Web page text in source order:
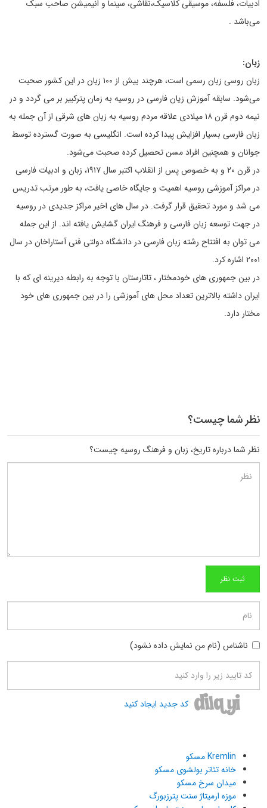
ادبیات، فلسفه، موسیقی کلاسیک،نقاشی، سینما و انیمیشن صاحب سبک
می‌باشد .
زبان:
زبان روسی زبان رسمی است، هرچند بیش از ۱۰۰ زبان در این کشور صحبت
می‌شود. سابقه آموزش زیان فارسی در روسیه به زمان پترکبیر بر می گردد و در
نیمه دوم قرن ۱۸ میلادی علاقه مردم روسیه به زبان های شرقی از آن جمله به
زبان فارسی بسیار افزایش پیدا کرده است. انگلیسی به صورت گسترده توسط
جوانان و همچنین افراد مسن تحصیل کرده صحبت می‌شود.
در قرن ۲۰ و به خصوص پس از انقلاب اکتبر سال ۱۹۱۷، زبان و ادبیات فارسی
در مراکز آموزشی روسیه اهمیت و جایگاه خاصی یافت، به طور مرتب تدریس
می شد و مورد تحقیق قرار گرفت. در سال های اخیر مراکز جدیدی در روسیه
در جهت توسعه زبان فارسی و فرهنگ ایران گشایش یافته اند. از این جمله
می توان به افتتاح رشته زبان فارسی در دانشگاه دولتی فنی آستاراخان در سال
۲۰۰۱ اشاره کرد.
در بین جمهوری های خودمختار ، تاتارستان با توجه به رابطه دیرینه ای که با
ایران داشته بالاترین تعداد محل های آموزشی را در بین جمهوری های خود
مختار دارد.
نظر شما چیست؟
نظر شما درباره تاریخ، زبان و فرهنگ روسیه چیست؟
ناشناس (نام من نمایش داده نشود)
کد جدید ایجاد کنید
Kremlin مسکو
خانه تئاتر بولشوی مسکو
میدان سرخ مسکو
موزه ارمیتاژ سنت پترزبورگ